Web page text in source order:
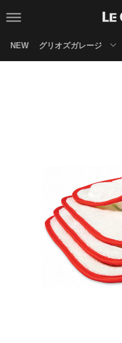
NEW グリオズガレージ